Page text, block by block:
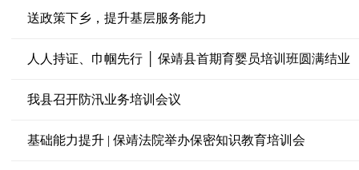
送政策下乡，提升基层服务能力
人人持证、巾帼先行 │ 保靖县首期育婴员培训班圆满结业
我县召开防汛业务培训会议
基础能力提升 | 保靖法院举办保密知识教育培训会